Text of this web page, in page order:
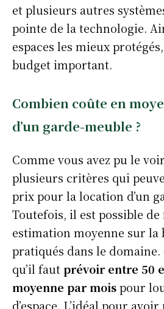
et plusieurs autres
pointe de la technologie.
espaces les mieux
budget important.
Combien coûte en
d’un garde-meuble ?
Comme vous avez pu le
plusieurs critères qui
prix pour la location d’un
Toutefois, il est possible
estimation moyenne sur la
pratiqués dans le domaine.
qu’il fautprévoir entre 50
moyenne par moispour
d’espace. L’idéal pour